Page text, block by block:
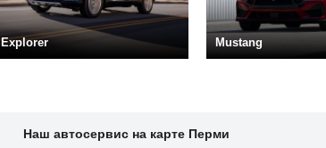
Explorer Mustang
Наш автосервис на карте Перми